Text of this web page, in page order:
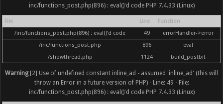
inc/functions_post.php(896) : eval()'d code PHP 7.4.33 (Linux)
File Line
Function
/inc/functions_post.php(896) : eval()'d code
49
errorHandler->error
/inc/functions_post.php
896
eval
/showthread.php
1124 build_postbit
Warning[2] Use of undefined constant inline_ad - assumed 'inline_ad' (this will
throw an Error in a future version of PHP) - Line: 49 - File:
inc/functions_post.php(896) : eval()'d code PHP 7.4.33 (Linux)